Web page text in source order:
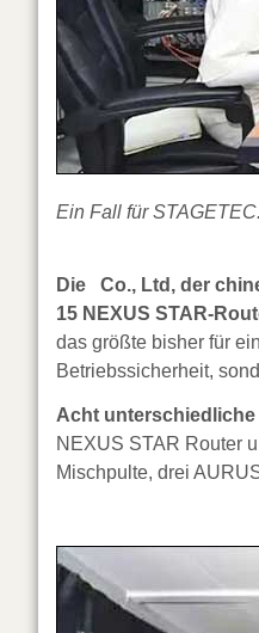
Ein Fall für
Die Co., Ltd, der
15 NEXUS STAR-
das größte bisher für
Betriebssicherheit,
Acht
NEXUS STAR Router
Mischpulte, drei